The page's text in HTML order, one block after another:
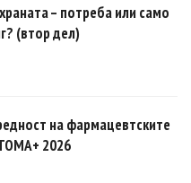
– потреба или само
(втор дел)
на фармацевтските
2026